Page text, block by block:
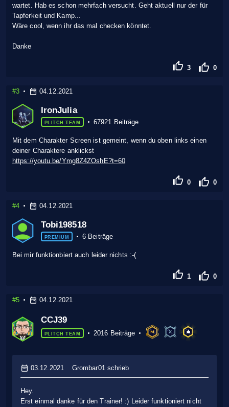
wartet. Hab es schon mehrfach versucht. Geht aktuell nur der für
Tapferkeit und Kamp...
Wäre cool, wenn ihr das mal checken könntet.
Danke
3 0
#3 04.12.2021
IronJulia
PLITCH TEAM 67921 Beiträge
Mit dem Charakter Screen ist gemeint, wenn du oben links einen
deiner Charaktere anklickst
https://youtu.be/Ymg8Z4ZOshE?t=60
0 0
#4 04.12.2021
Tobi198518
PREMIUM 6 Beiträge
Bei mir funktionbiert auch leider nichts :-(
1 0
#5 04.12.2021
CCJ39
PLITCH TEAM 2016 Beiträge
03.12.2021 Grombar01 schrieb
Hey.
Erst einmal danke für den Trainer! :) Leider funktioniert nicht